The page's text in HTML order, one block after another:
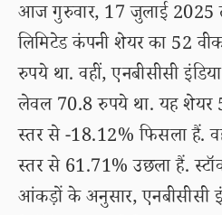
आज गुरुवार, 17 जुलाई 2025
लिमिटेड कंपनी शेयर का 52
रुपये था. वहीं, एनबीसीसी
लेवल 70.8 रुपये था. यह शेयर
स्तर से -18.12% फिसला हैं.
स्तर से 61.71% उछला हैं.
आंकड़ों के अनुसार, एनबीसीसी